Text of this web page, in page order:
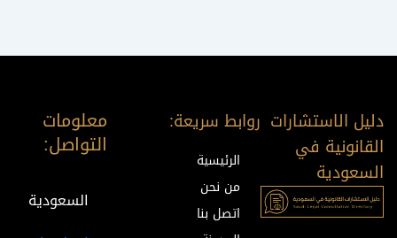
دليل الاستشارات
القانونية في
السعودية
روابط سريعة:
الرئيسية
من نحن
اتصل بنا
معلومات
التواصل:
السعودية